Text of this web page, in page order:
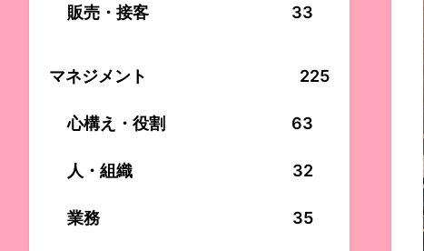
販売・接客 33
マネジメント 225
心構え・役割 63
人・組織 32
業務 35